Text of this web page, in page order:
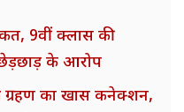
9वीं क्लास की
के आरोप
का खास कनेक्शन,